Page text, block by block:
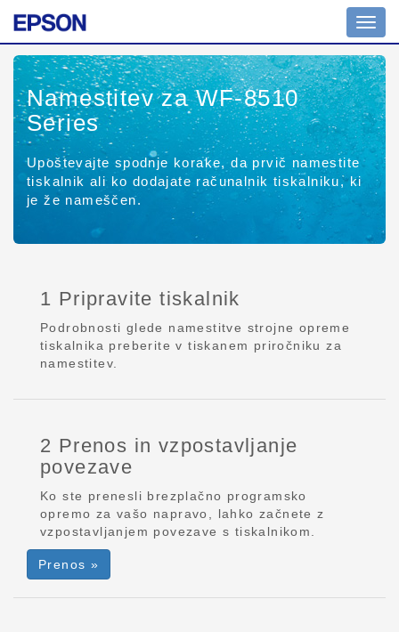
Namestitev za WF-8510
Series
Upoštevajte spodnje korake, da prvič namestite
tiskalnik ali ko dodajate računalnik tiskalniku, ki
je že nameščen.
1 Pripravite tiskalnik
Podrobnosti glede namestitve strojne opreme
tiskalnika preberite v tiskanem priročniku za
namestitev.
2 Prenos in vzpostavljanje
povezave
Ko ste prenesli brezplačno programsko
opremo za vašo napravo, lahko začnete z
vzpostavljanjem povezave s tiskalnikom.
Prenos »